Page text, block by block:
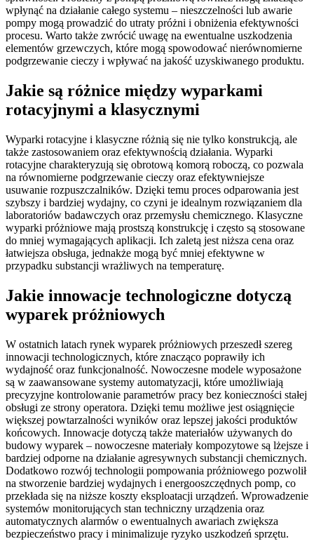
wpłynąć na działanie całego systemu – nieszczelności lub awarie
pompy mogą prowadzić do utraty próżni i obniżenia efektywności
procesu. Warto także zwrócić uwagę na ewentualne uszkodzenia
elementów grzewczych, które mogą spowodować nierównomierne
podgrzewanie cieczy i wpływać na jakość uzyskiwanego produktu.
Jakie są różnice między wyparkami
rotacyjnymi a klasycznymi
Wyparki rotacyjne i klasyczne różnią się nie tylko konstrukcją, ale
także zastosowaniem oraz efektywnością działania. Wyparki
rotacyjne charakteryzują się obrotową komorą roboczą, co pozwala
na równomierne podgrzewanie cieczy oraz efektywniejsze
usuwanie rozpuszczalników. Dzięki temu proces odparowania jest
szybszy i bardziej wydajny, co czyni je idealnym rozwiązaniem dla
laboratoriów badawczych oraz przemysłu chemicznego. Klasyczne
wyparki próżniowe mają prostszą konstrukcję i często są stosowane
do mniej wymagających aplikacji. Ich zaletą jest niższa cena oraz
łatwiejsza obsługa, jednakże mogą być mniej efektywne w
przypadku substancji wrażliwych na temperaturę.
Jakie innowacje technologiczne dotyczą
wyparek próżniowych
W ostatnich latach rynek wyparek próżniowych przeszedł szereg
innowacji technologicznych, które znacząco poprawiły ich
wydajność oraz funkcjonalność. Nowoczesne modele wyposażone
są w zaawansowane systemy automatyzacji, które umożliwiają
precyzyjne kontrolowanie parametrów pracy bez konieczności stałej
obsługi ze strony operatora. Dzięki temu możliwe jest osiągnięcie
większej powtarzalności wyników oraz lepszej jakości produktów
końcowych. Innowacje dotyczą także materiałów używanych do
budowy wyparek – nowoczesne materiały kompozytowe są lżejsze i
bardziej odporne na działanie agresywnych substancji chemicznych.
Dodatkowo rozwój technologii pompowania próżniowego pozwolił
na stworzenie bardziej wydajnych i energooszczędnych pomp, co
przekłada się na niższe koszty eksploatacji urządzeń. Wprowadzenie
systemów monitorujących stan techniczny urządzenia oraz
automatycznych alarmów o ewentualnych awariach zwiększa
bezpieczeństwo pracy i minimalizuje ryzyko uszkodzeń sprzętu.